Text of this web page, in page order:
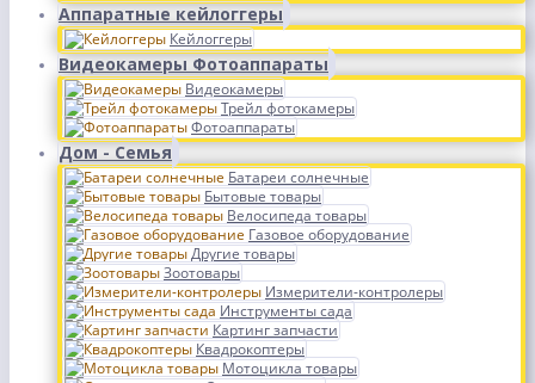
Аппаратные кейлоггеры
Кейлоггеры
Видеокамеры Фотоаппараты
Видеокамеры
Трейл фотокамеры
Фотоаппараты
Дом - Семья
Батареи солнечные
Бытовые товары
Велосипеда товары
Газовое оборудование
Другие товары
Зоотовары
Измерители-контролеры
Инструменты сада
Картинг запчасти
Квадрокоптеры
Мотоцикла товары